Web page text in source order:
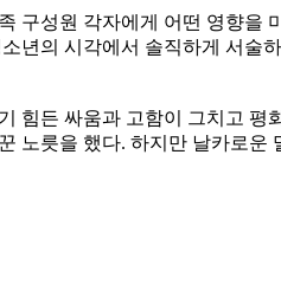
구성원 각자에게 어떤 영향을
년의 시각에서 솔직하게 서술
힘든 싸움과 고함이 그치고
노릇을 했다. 하지만 날카로